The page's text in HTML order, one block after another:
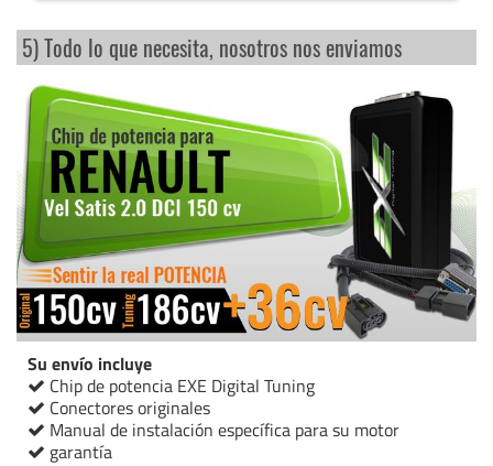
5) Todo lo que necesita, nosotros nos enviamos
Su envío incluye
Chip de potencia EXE Digital Tuning
Conectores originales
Manual de instalación específica para su motor
garantía